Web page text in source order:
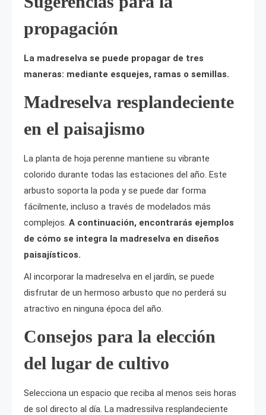
propagación
La madreselva se puede propagar de tres
maneras: mediante esquejes, ramas o semillas.
Madreselva resplandeciente
en el paisajismo
La planta de hoja perenne mantiene su vibrante
colorido durante todas las estaciones del año. Este
arbusto soporta la poda y se puede dar forma
fácilmente, incluso a través de modelados más
complejos. A continuación, encontrarás ejemplos
de cómo se integra la madreselva en diseños
paisajísticos.
Al incorporar la madreselva en el jardín, se puede
disfrutar de un hermoso arbusto que no perderá su
atractivo en ninguna época del año.
Consejos para la elección
del lugar de cultivo
Selecciona un espacio que reciba al menos seis horas
de sol directo al día. La madressilva resplandeciente